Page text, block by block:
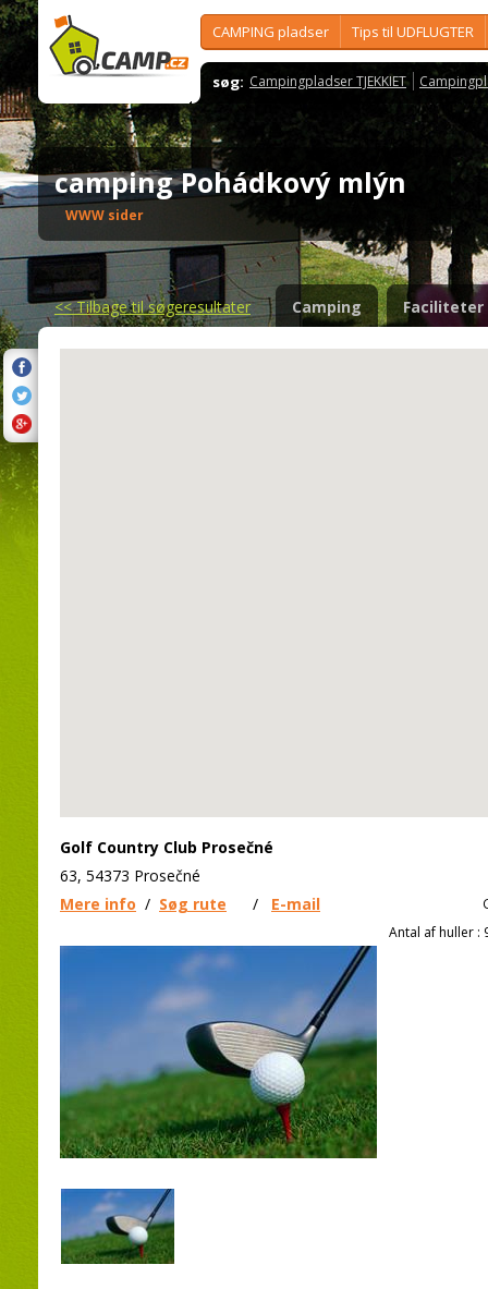
CAMPING pladser Tips til UDFLUGTER
søg: Campingpladser TJEKKIET
camping Pohádkový mlýn
WWW sider
<<Tilbage til søgeresultater Camping Faciliteter
Golf Country Club Prosečné
63, 54373 Prosečné
Mere info / Søg rute / E-mail
Antal af huller :